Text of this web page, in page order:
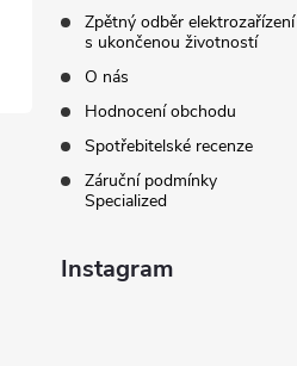
Zpětný odběr elektrozařízení
s ukončenou životností
O nás
Hodnocení obchodu
Spotřebitelské recenze
Záruční podmínky
Specialized
Instagram